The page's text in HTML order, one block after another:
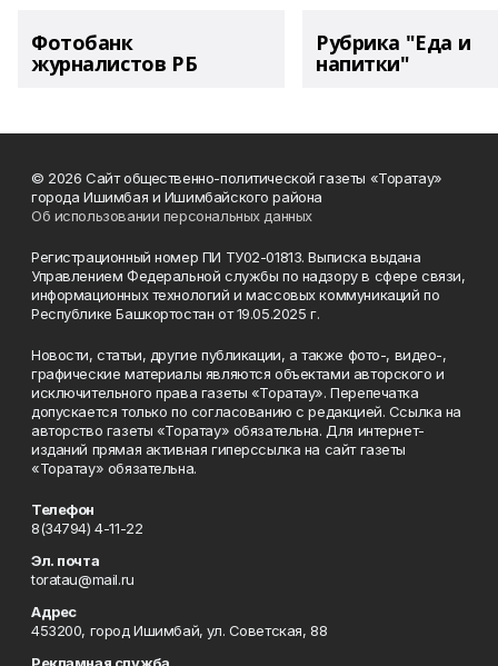
Фотобанк
журналистов РБ
Рубрика "Еда и
напитки"
© 2026 Сайт общественно-политической газеты «Торатау»
города Ишимбая и Ишимбайского района
Об использовании персональных данных
Регистрационный номер ПИ ТУ02-01813. Выписка выдана
Управлением Федеральной службы по надзору в сфере связи,
информационных технологий и массовых коммуникаций по
Республике Башкортостан от 19.05.2025 г.
Новости, статьи, другие публикации, а также фото-, видео-,
графические материалы являются объектами авторского и
исключительного права газеты «Торатау». Перепечатка
допускается только по согласованию с редакцией. Ссылка на
авторство газеты «Торатау» обязательна. Для интернет-
изданий прямая активная гиперссылка на сайт газеты
«Торатау» обязательна.
Телефон
8(34794) 4-11-22
Эл. почта
toratau@mail.ru
Адрес
453200, город Ишимбай, ул. Советская, 88